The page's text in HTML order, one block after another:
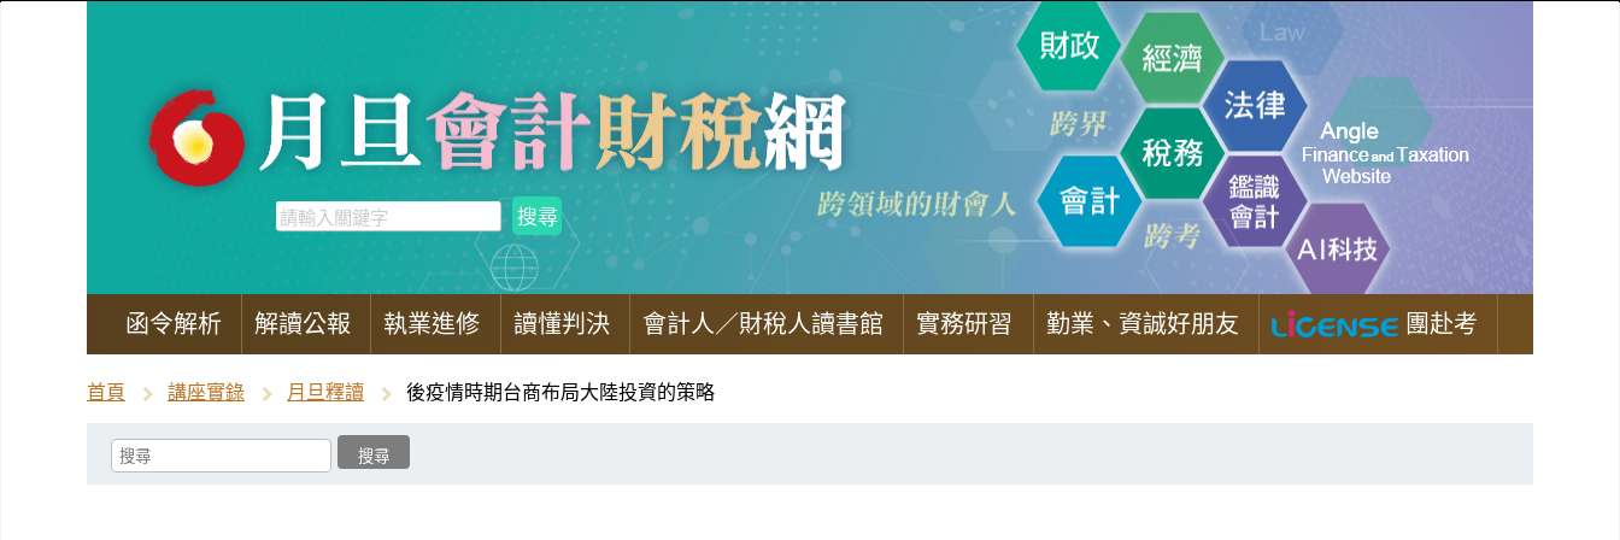
函令解析 解讀公報 執業進修 讀懂判決 會計人／財稅人讀書館 實務研習 勤業、資誠好朋友 團赴考
首頁 講座實錄 月旦釋讀 後疫情時期台商布局大陸投資的策略